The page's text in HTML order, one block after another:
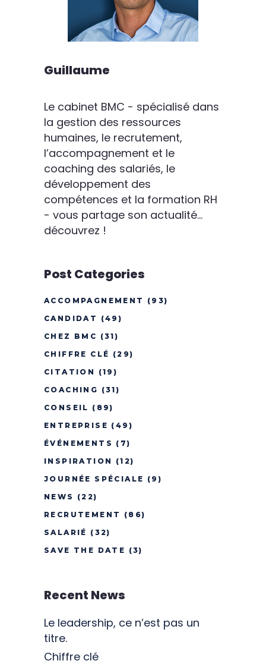
Guillaume
Le cabinet BMC - spécialisé dans
la gestion des ressources
humaines, le recrutement,
l’accompagnement et le
coaching des salariés, le
développement des
compétences et la formation RH
- vous partage son actualité...
découvrez !
Post Categories
ACCOMPAGNEMENT
(93)
CANDIDAT
(49)
CHEZ BMC (31)
CHIFFRE CLÉ (29)
CITATION
(19)
COACHING (31)
CONSEIL (89)
ENTREPRISE (49)
ÉVÉNEMENTS (7)
INSPIRATION
(12)
JOURNÉE SPÉCIALE (9)
NEWS
(22)
RECRUTEMENT
(86)
SALARIÉ (32)
SAVE THE DATE (3)
Recent News
Le leadership, ce n’est pas un
titre.
Chiffre clé